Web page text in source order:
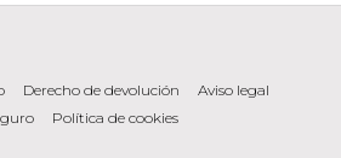
Derecho de devolución
Aviso legal
Política de cookies